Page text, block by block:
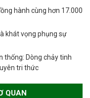
hành cùng hơn 17.000
khát vọng phụng sự
thống: Dòng chảy tinh
tri thức
QUAN